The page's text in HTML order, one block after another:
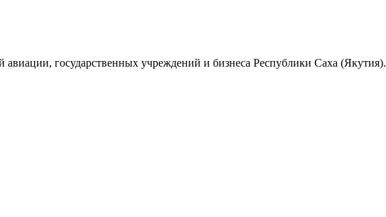
авиации, государственных учреждений и бизнеса Республики Саха (Якутия).